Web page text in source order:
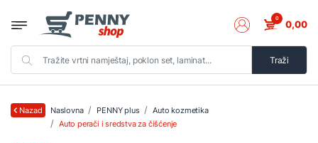
Traži
0 0,00
Nazad Naslovna PENNY plus
Auto kozmetika
Auto perači i sredstva za čišćenje